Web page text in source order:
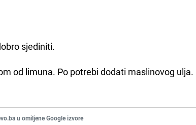
sjediniti.
od limuna. Po potrebi dodati maslinovog ulja.
u omiljene Google izvore